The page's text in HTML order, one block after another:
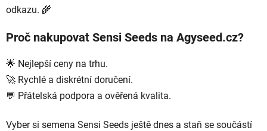
odkazu. 🌾
Proč nakupovat Sensi Seeds na Agyseed.cz?
🌟 Nejlepší ceny na trhu.
🚀 Rychlé a diskrétní doručení.
💬 Přátelská podpora a ověřená kvalita.
Vyber si semena Sensi Seeds ještě dnes a staň se součástí